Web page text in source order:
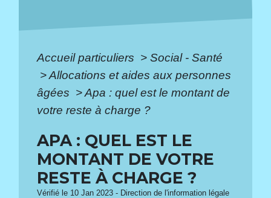
Accueil particuliers > Social - Santé
>Allocations et aides aux personnes
âgées >Apa : quel est le montant de
votre reste à charge ?
APA : QUEL EST LE
MONTANT DE VOTRE
RESTE À CHARGE ?
Vérifié le 10 Jan 2023 - Direction de l'information légale